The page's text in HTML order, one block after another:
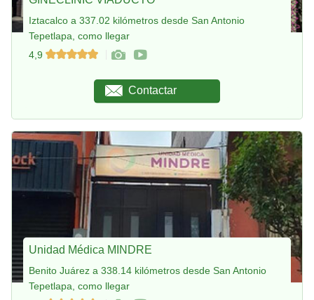
Iztacalco a 337.02 kilómetros desde San Antonio
Tepetlapa, como llegar
4,9
Contactar
Unidad Médica MINDRE
Benito Juárez a 338.14 kilómetros desde San Antonio
Tepetlapa, como llegar